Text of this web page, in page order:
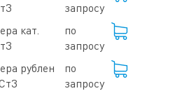
запросу
кат.
по
запросу
рублен
по
запросу